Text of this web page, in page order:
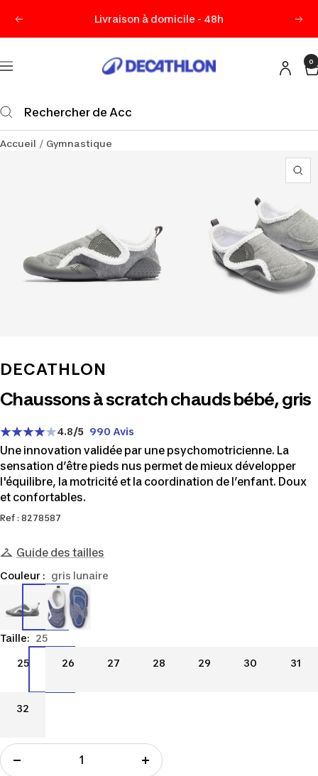
Précédent Livraison à domicile - 48h
Navigation
Decathlon
0
Accueil Gymnastique
DECATHLON
Chaussons à scratch chauds bébé, gris
4.8/5 990 Avis
Une innovation validée par une psychomotricienne. La
sensation d’être pieds nus permet de mieux développer
l'équilibre, la motricité et la coordination de l’enfant. Doux
et confortables.
Ref : 8278587
Guide des tailles
8278587 8643129
Taille: 25
25
25 26
26 27
27 28
28 29
29 30
30 31
31
32
32
Couleur : gris lunaire
Augmenter